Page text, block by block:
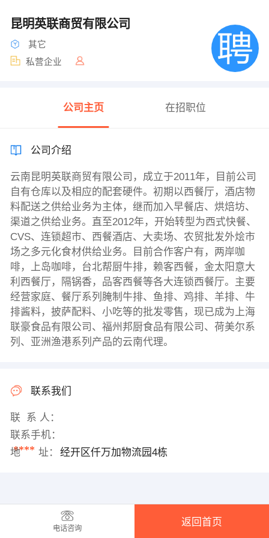
昆明英联商贸有限公司
其它
私营企业
公司主页 在招职位
公司介绍
云南昆明英联商贸有限公司，成立于2011年，目前公司
自有仓库以及相应的配套硬件。初期以西餐厅，酒店物
料配送之供给业务为主体，继而加入早餐店、烘焙坊、
渠道之供给业务。直至2012年，开始转型为西式快餐、
CVS、连锁超市、西餐酒店、大卖场、农贸批发外烩市
场之多元化食材供给业务。目前合作客户有，两岸咖
啡，上岛咖啡，台北帮厨牛排，赖客西餐，金太阳意大
利西餐厅，隔锅香，品客西餐等各大连锁西餐厅。主要
经营家庭、餐厅系列腌制牛排、鱼排、鸡排、羊排、牛
排酱料，披萨配料、小吃等的批发零售，现已成为上海
联豪食品有限公司、福州邦厨食品有限公司、荷美尔系
列、亚洲渔港系列产品的云南代理。
联系我们
联 系 人：
联系手机：
****
地 址： 经开区仟万加物流园4栋
电话咨询
返回首页